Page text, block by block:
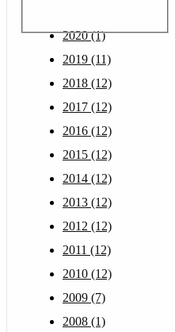
2020 (1)
2019 (11)
2018 (12)
2017 (12)
2016 (12)
2015 (12)
2014 (12)
2013 (12)
2012 (12)
2011 (12)
2010 (12)
2009 (7)
2008 (1)